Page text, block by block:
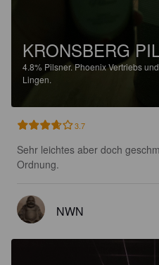
KRONSBERG
4.8% Pilsner.Phoenix Vertriebs
Lingen.
3.7
Sehr leichtes aber doch
Ordnung.
NWN